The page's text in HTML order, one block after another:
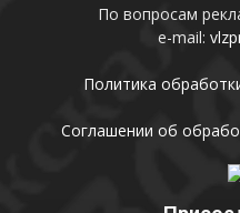
По вопросам
e-mail:
Политика
Соглашении об